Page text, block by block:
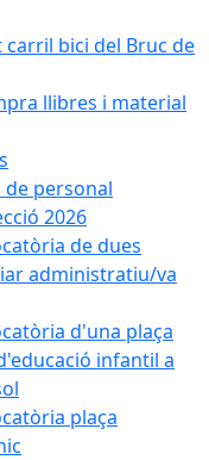
bici del Bruc de
llibres i material
de personal
2026
de dues
administratiu/va
d'una plaça
infantil a
plaça